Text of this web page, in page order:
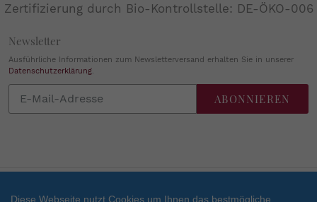
Zertifizierung durch Bio-Kontrollstelle: DE-ÖKO-006
Newsletter
Ausführliche Informationen zum Newsletterversand erhalten Sie in unserer
Datenschutzerklärung.
Sie
ABONNIEREN
Diese Webseite nutzt Cookies um Ihnen das bestmögliche